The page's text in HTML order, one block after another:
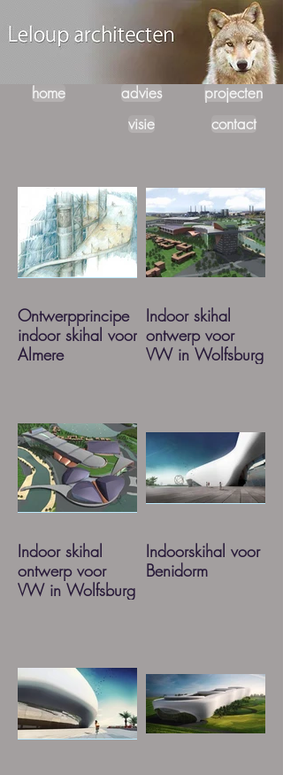
projecten
visie
advies
home
contact
Ontwerpprincipe
indoor skihal voor
Almere
Indoor skihal
ontwerp voor
VW in Wolfsburg
Indoor skihal
ontwerp voor
VW in Wolfsburg
Indoorskihal voor
Benidorm